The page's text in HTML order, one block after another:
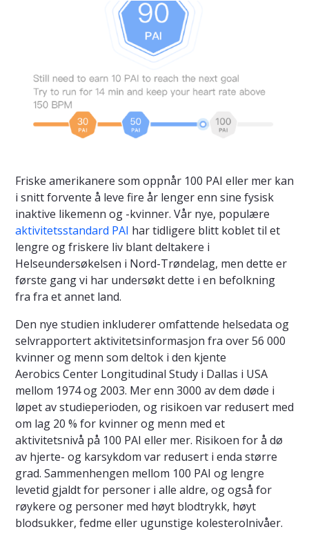
Friske amerikanere som oppnår 100 PAI eller mer kan
i snitt forvente å leve fire år lenger enn sine fysisk
inaktive likemenn og -kvinner. Vår nye, populære
aktivitetsstandard PAI har tidligere blitt koblet til et
lengre og friskere liv blant deltakere i
Helseundersøkelsen i Nord-Trøndelag, men dette er
første gang vi har undersøkt dette i en befolkning
fra fra et annet land.
Den nye studien inkluderer omfattende helsedata og
selvrapportert aktivitetsinformasjon fra over 56 000
kvinner og menn som deltok i den kjente
Aerobics Center Longitudinal Study i Dallas i USA
mellom 1974 og 2003. Mer enn 3000 av dem døde i
løpet av studieperioden, og risikoen var redusert med
om lag 20 % for kvinner og menn med et
aktivitetsnivå på 100 PAI eller mer. Risikoen for å dø
av hjerte- og karsykdom var redusert i enda større
grad. Sammenhengen mellom 100 PAI og lengre
levetid gjaldt for personer i alle aldre, og også for
røykere og personer med høyt blodtrykk, høyt
blodsukker, fedme eller ugunstige kolesterolnivåer.